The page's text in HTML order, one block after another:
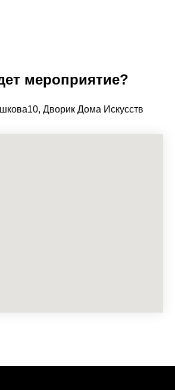
мероприятие?
Дворик Дома Искусств